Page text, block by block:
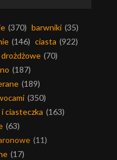
(370) barwniki (35)
(146) ciasta (922)
(70)
(187)
(189)
(350)
ciasteczka (163)
(63)
(11)
(17)